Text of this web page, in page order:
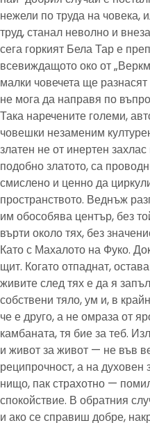
нежели по труда на човека,
труд, станал неволно и
сега горкият Бела Тар е
всевиждащото око от
малки човечета ще
не мога да направя по
Така наречените големи,
човешки незаменим
златен не от инертен
подобно златото, са
смислено и ценно да
пространството. Веднъж
им обособява център, без
върти около тях, без
Като с Махалото на Фуко.
щит. Когато отпаднат,
живите след тях е да я
собствени тяло, ум и, в
че е друго, а не омраза от
камбаната, тя бие за теб.
и живот за живот — не във
реципрочност, а на духовен
нищо, пак страхотно —
спокойствие. В обратния
и ако се справиш добре,